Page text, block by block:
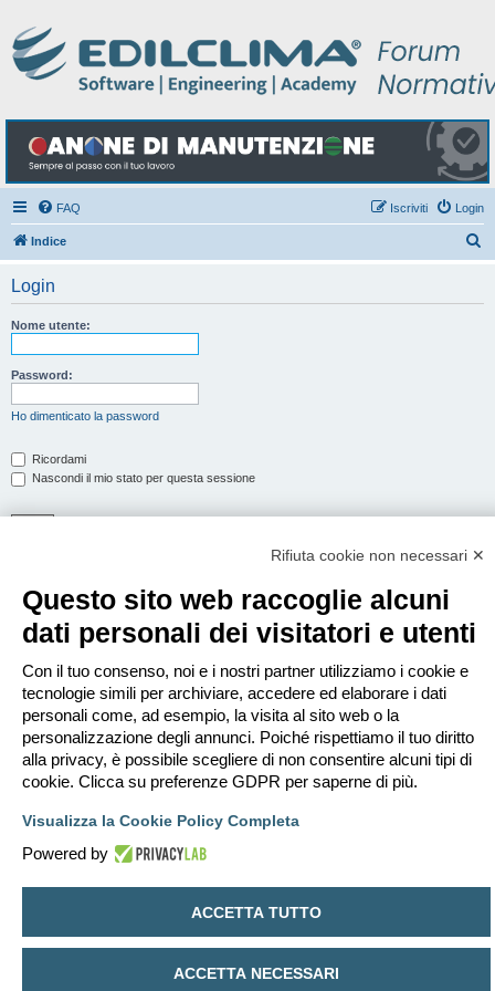
FAQ Login
Iscriviti
Indice
Login
Nome utente:
Password:
Ho dimenticato la password
Ricordami
Nascondi il mio stato per questa sessione
Per eseguire il login devi essere registrato. La registrazione richiede solo
pochi secondi e garantisce l’accesso alle funzioni avanzate. L’amministratore
può anche dare permessi speciali agli utenti. Prima di eseguire il login
assicurati di aver letto i termini d’uso e le varie regole.
Condizioni d’uso
Trattamento dei dati personali
Indice Tutti gli orari sono
Cancella cookie
Contattaci
Creato daphpBB® Forum Software © phpBB Limited
Traduzione Italiana
Rifiuta cookie non necessari ✕
Questo sito web raccoglie alcuni
dati personali dei visitatori e utenti
Con il tuo consenso, noi e i nostri partner utilizziamo i cookie e
tecnologie simili per archiviare, accedere ed elaborare i dati
personali come, ad esempio, la visita al sito web o la
personalizzazione degli annunci. Poiché rispettiamo il tuo diritto
alla privacy, è possibile scegliere di non consentire alcuni tipi di
cookie. Clicca su preferenze GDPR per saperne di più.
Visualizza la Cookie Policy Completa
Powered by
ACCETTA TUTTO
ACCETTA NECESSARI